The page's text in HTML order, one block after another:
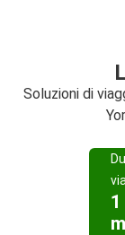
Soluzioni di